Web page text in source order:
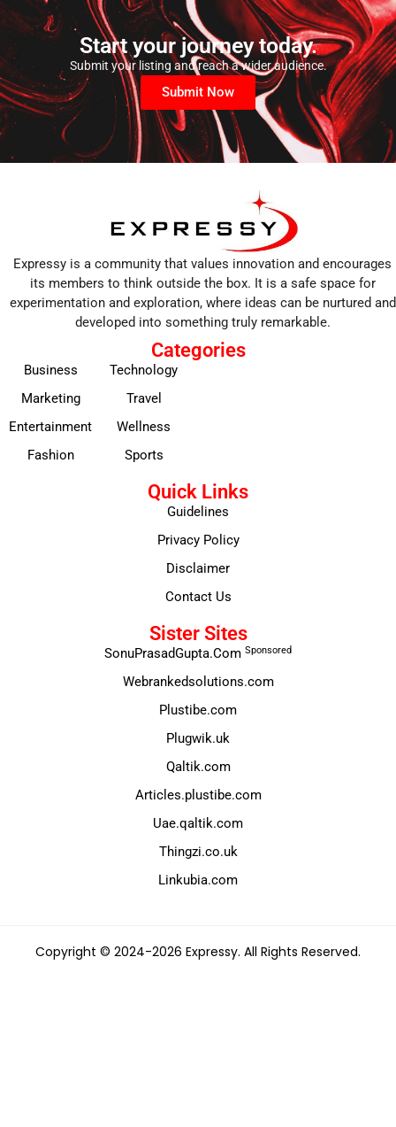
Start your journey today.
Submit your listing and reach a wider audience.
Submit Now
Expressy is a community that values innovation and encourages
its members to think outside the box. It is a safe space for
experimentation and exploration, where ideas can be nurtured and
developed into something truly remarkable.
Categories
Business
Marketing
Entertainment
Fashion
Technology
Travel
Wellness
Sports
Quick Links
Guidelines
Privacy Policy
Disclaimer
Contact Us
Sister Sites
SonuPrasadGupta.Com Sponsored
Webrankedsolutions.com
Plustibe.com
Plugwik.uk
Qaltik.com
Articles.plustibe.com
Uae.qaltik.com
Thingzi.co.uk
Linkubia.com
Copyright © 2024-2026 Expressy. All Rights Reserved.